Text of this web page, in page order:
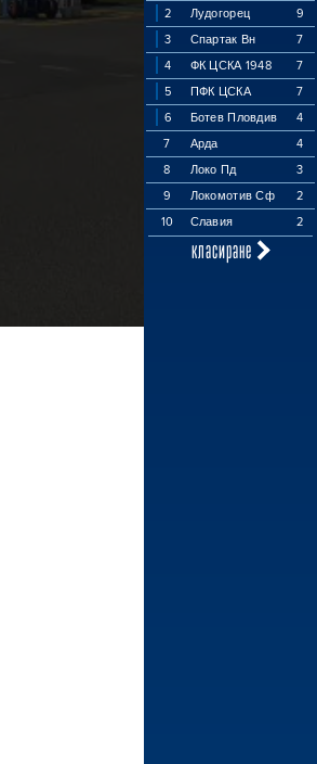
2 Лудогорец
9
3
Спартак Вн
7
4
ФК ЦСКА 1948
7
5
ПФК ЦСКА
7
6
Ботев Пловдив
4
7
Арда
4
8
Локо Пд
3
9
Локомотив Сф
2
10
Славия 2
класиране